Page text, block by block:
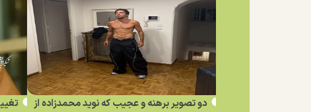
دو تصویر برهنه و عجیب که نوید محمدزاده از